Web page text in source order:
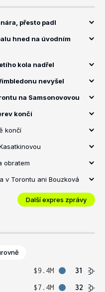
přesto padl
hned na úvodním
kola nadřel
nevyšel
na Samsonovovou
končí
končí
obratem
v Torontu ani Bouzková
Další expres zprávy
$9.4M
31
$7.4M 32